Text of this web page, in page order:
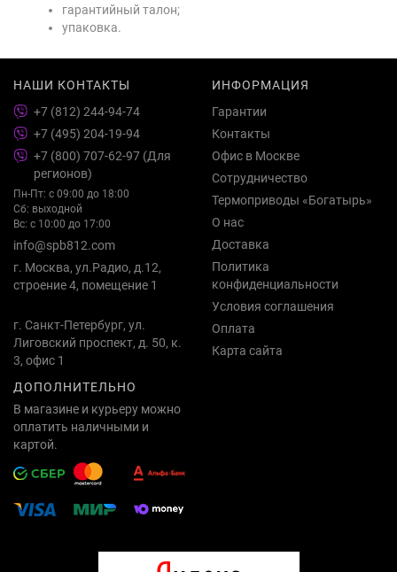
гарантийный талон;
упаковка.
НАШИ КОНТАКТЫ
+7 (812) 244-94-74
+7 (495) 204-19-94
+7 (800) 707-62-97 (Для
регионов)
Пн-Пт: с 09:00 до 18:00
Сб: выходной
Вс: с 10:00 до 17:00
info@spb812.com
г. Москва, ул.Радио, д.12,
строение 4, помещение 1
г. Санкт-Петербург, ул.
Лиговский проспект, д. 50, к.
3, офис 1
ИНФОРМАЦИЯ
Гарантии
Контакты
Офис в Москве
Сотрудничество
Термоприводы «Богатырь»
О нас
Доставка
Политика
конфиденциальности
Условия соглашения
Оплата
Карта сайта
ДОПОЛНИТЕЛЬНО
В магазине и курьеру можно
оплатить наличными и
картой.